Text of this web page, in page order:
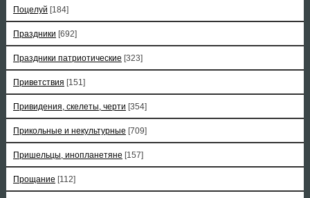
Поцелуй [184]
Праздники [692]
Праздники патриотические [323]
Приветствия [151]
Привидения, скелеты, черти [354]
Прикольные и некультурные [709]
Пришельцы, инопланетяне [157]
Прощание [112]